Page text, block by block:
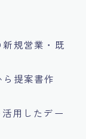
規営業・既
提案書作
用したデー